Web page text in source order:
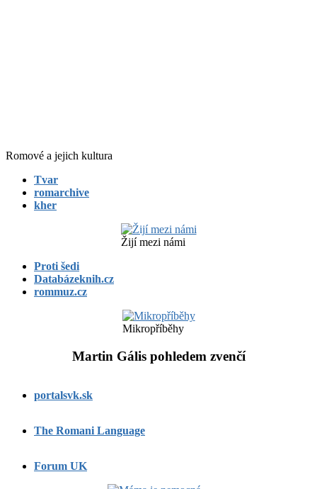
Romové a jejich kultura
Tvar
romarchive
kher
Žijí mezi námi
Proti šedi
Databázeknih.cz
rommuz.cz
Mikropříběhy
Martin Gális pohledem zvenčí
portalsvk.sk
The Romani Language
Forum UK